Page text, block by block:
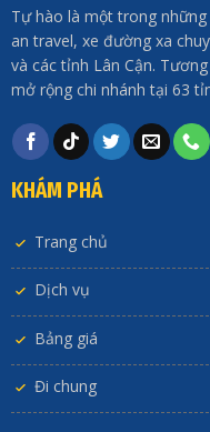
Tự hào là một trong
an travel, xe đường xa
và các tỉnh Lân Cận.
mở rộng chi nhánh tại 63
KHÁM PHÁ
Trang chủ
Dịch vụ
Bảng giá
Đi chung